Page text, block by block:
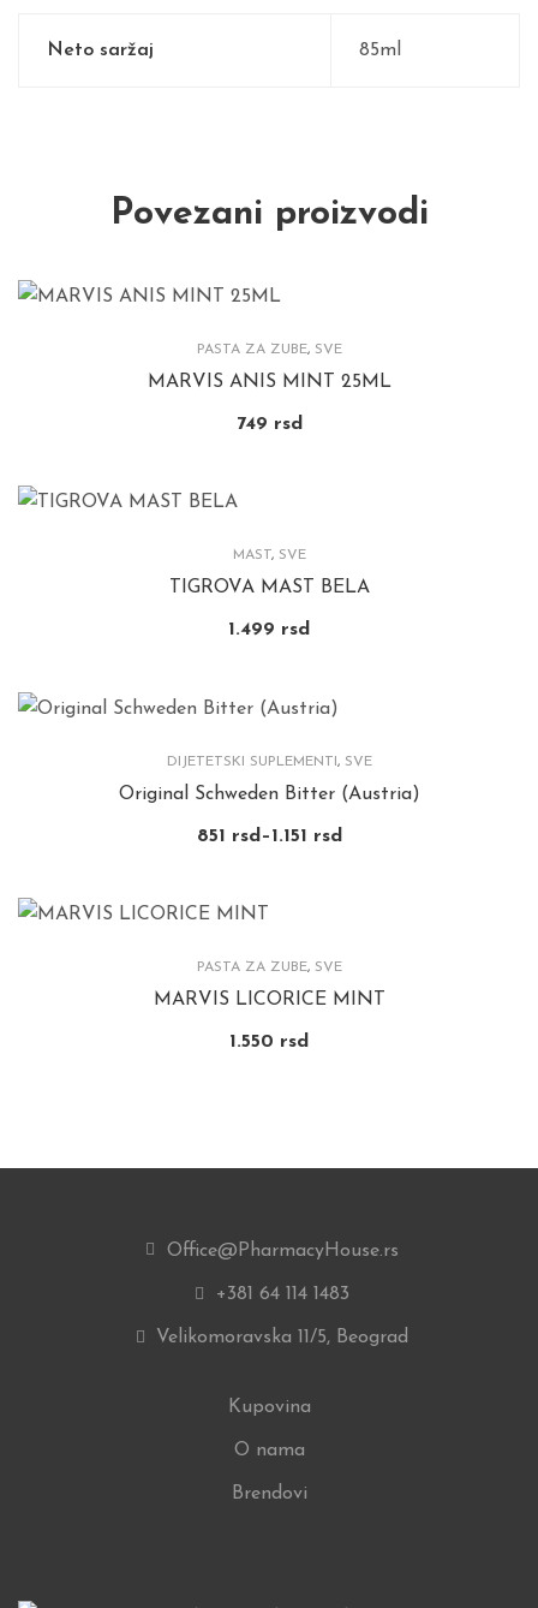
Neto saržaj 85ml
Povezani proizvodi
PASTA ZA ZUBE, SVE
MARVIS ANIS MINT 25ML
749 rsd
MAST, SVE
TIGROVA MAST BELA
1.499 rsd
DIJETETSKI SUPLEMENTI , SVE
Original Schweden Bitter (Austria)
851 rsd –1.151 rsd
PASTA ZA ZUBE, SVE
MARVIS LICORICE MINT
1.550 rsd
Kupovina
O nama
Brendovi
Office@PharmacyHouse.rs
+381 64 114 1483
Velikomoravska 11/5, Beograd